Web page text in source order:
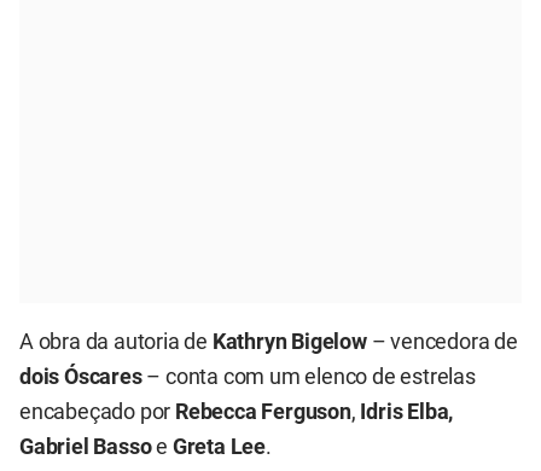
A obra da autoria de Kathryn Bigelow – vencedora de
dois Óscares– conta com um elenco de estrelas
encabeçado por Rebecca Ferguson, Idris Elba,
Gabriel Bassoe Greta Lee.